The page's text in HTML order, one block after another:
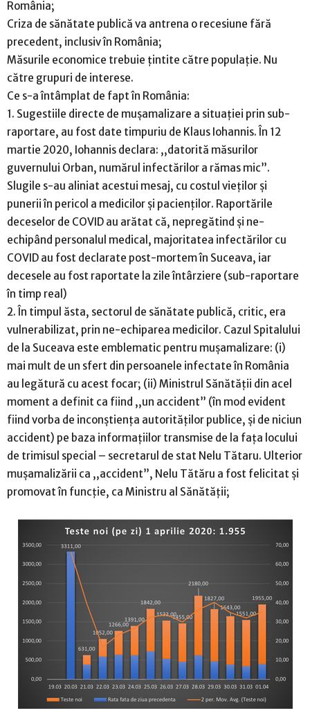
România;
Criza de sănătate publică va antrena o recesiune fără
precedent, inclusiv în România;
Măsurile economice trebuie țintite către populație. Nu
către grupuri de interese.
Ce s-a întâmplat de fapt în România:
1. Sugestiile directe de mușamalizare a situației prin sub-
raportare, au fost date timpuriu de Klaus Iohannis. În 12
martie 2020, Iohannis declara: ,,datorită măsurilor
guvernului Orban, numărul infectărilor a rămas mic”.
Slugile s-au aliniat acestui mesaj, cu costul vieților și
punerii în pericol a medicilor și pacienților. Raportările
deceselor de COVID au arătat că, nepregătind și ne-
echipând personalul medical, majoritatea infectărilor cu
COVID au fost declarate post-mortem în Suceava, iar
decesele au fost raportate la zile întârziere (sub-raportare
în timp real)
2. În timpul ăsta, sectorul de sănătate publică, critic, era
vulnerabilizat, prin ne-echiparea medicilor. Cazul Spitalului
de la Suceava este emblematic pentru mușamalizare: (i)
mai mult de un sfert din persoanele infectate în România
au legătură cu acest focar; (ii) Ministrul Sănătății din acel
moment a definit ca fiind ,,un accident” (în mod evident
fiind vorba de inconștiența autorităților publice, și de niciun
accident) pe baza informațiilor transmise de la fața locului
de trimisul special – secretarul de stat Nelu Tătaru. Ulterior
mușamalizării ca ,,accident”, Nelu Tătăru a fost felicitat și
promovat în funcție, ca Ministru al Sănătății;